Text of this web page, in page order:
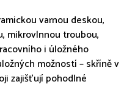
varnou deskou,
mikrovlnnou troubou,
i úložného
možností – skříně v
zajišťují pohodlné